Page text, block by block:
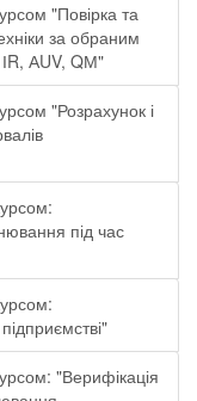
"Повірка та
за обраним
АUV, QМ"
"Розрахунок і
під час
"Верифікація